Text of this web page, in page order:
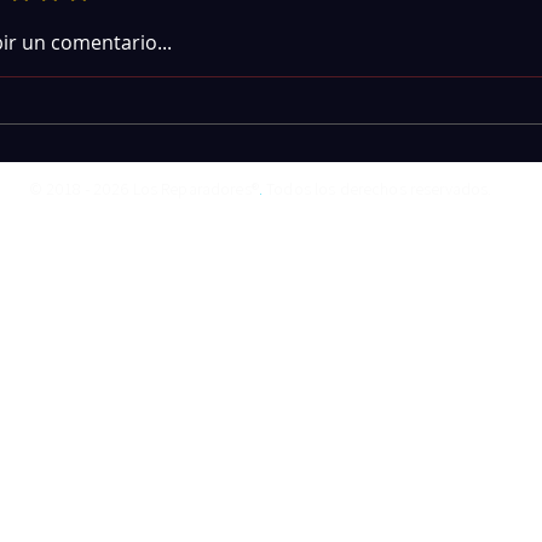
identificar la etapa de potencia en tarjetas
un comentario...
.